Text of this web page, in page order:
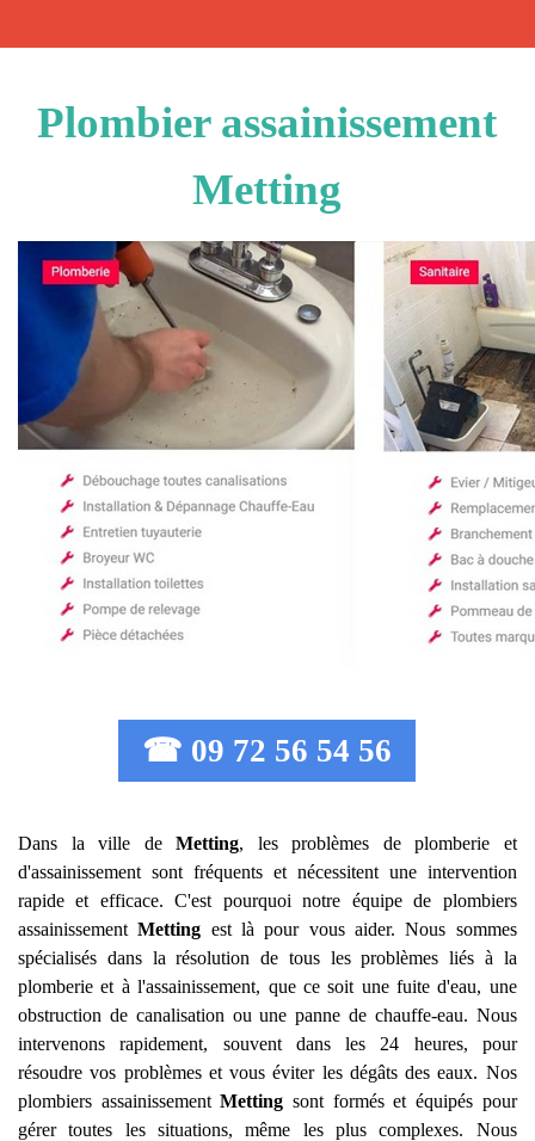
Plombier assainissement
Metting
☎ 09 72 56 54 56
Dans la ville deMetting, les problèmes de plomberie et
d'assainissement sont fréquents et nécessitent une intervention
rapide et efficace. C'est pourquoi notre équipe de plombiers
assainissementMetting est là pour vous aider. Nous sommes
spécialisés dans la résolution de tous les problèmes liés à la
plomberie et à l'assainissement, que ce soit une fuite d'eau, une
obstruction de canalisation ou une panne de chauffe-eau. Nous
intervenons rapidement, souvent dans les 24 heures, pour
résoudre vos problèmes et vous éviter les dégâts des eaux. Nos
plombiers assainissementMetting sont formés et équipés pour
gérer toutes les situations, même les plus complexes. Nous